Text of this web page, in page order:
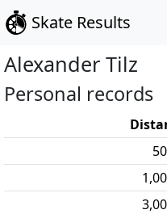
Skate Results
Alexander Tilz
Personal records